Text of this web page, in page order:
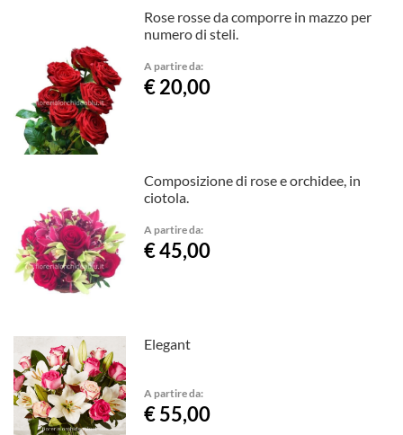
Rose rosse da comporre in mazzo per
numero di steli.
A partire da:
€ 20,00
Composizione di rose e orchidee, in
ciotola.
A partire da:
€ 45,00
Elegant
A partire da:
€ 55,00